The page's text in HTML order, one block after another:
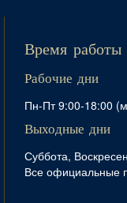
Время работы
Рабочие дни
Пн-Пт 9:00-18:00
Выходные дни
Суббота,
Все официальные